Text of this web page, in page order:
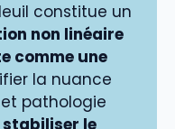
constitue un
non linéaire
comme une
la nuance
pathologie
stabiliser le